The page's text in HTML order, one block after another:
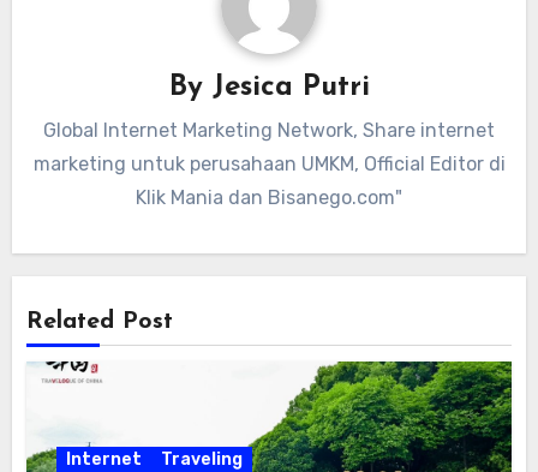
By Jesica Putri
Global Internet Marketing Network, Share internet
marketing untuk perusahaan UMKM, Official Editor di
Klik Mania dan Bisanego.com"
Related Post
Internet Traveling